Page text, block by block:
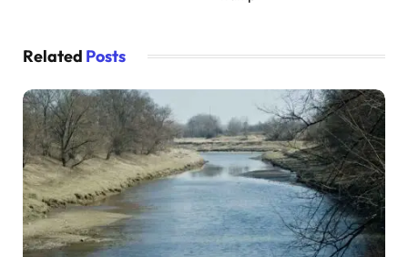
Related Posts